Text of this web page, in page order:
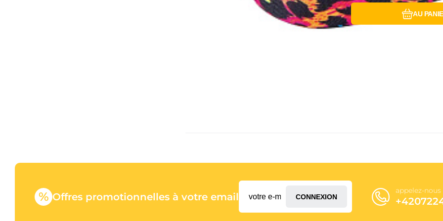
AU
% Offres promotionnelles à votre email CONNEXION
appelez-nous